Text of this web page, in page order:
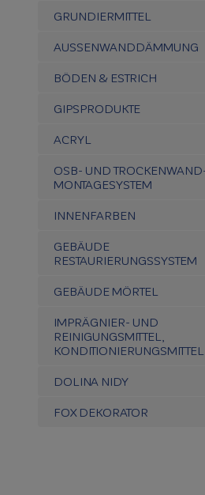
GRUNDIERMITTEL
AUSSENWANDDÄMMUNG
BÖDEN & ESTRICH
GIPSPRODUKTE
ACRYL
OSB- UND
MONTAGESYSTEM
INNENFARBEN
GEBÄUDE
RESTAURIERUNGSSYSTEM
GEBÄUDE MÖRTEL
IMPRÄGNIER- UND
REINIGUNGSMITTEL,
KONDITIONIERUNGSMITTEL
DOLINA NIDY
FOX DEKORATOR